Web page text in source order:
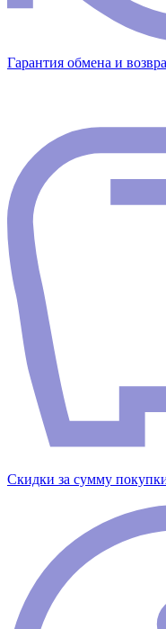
Гарантия обмена и
Скидки за сумму